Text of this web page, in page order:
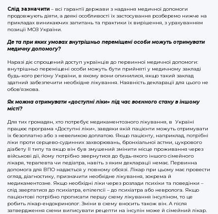
Слід зазначити – всі гарантії держави з надання медичної допомоги
продовжують діяти, а деякі особливості їх застосування розберемо нижче на
прикладах виникаючих запитань та практики їх вирішення, з урахуванням
позиції МОЗ України.
Де та при яких умовах внутрішньо переміщені особи можуть отримувати
медичну допомогу?
Наразі діє спрощений доступ українців до первинної медичної допомоги:
внутрішньо переміщені особи можуть бути прийняті у медичному закладі
будь-кого регіону України, в якому вони опинилися, якщо такий заклад
здатний забезпечити необхідне лікування. Наявність декларації для цього не
обов’язкова.
Як можна отримувати «доступні ліки» під час воєнного стану в іншому
місті?
Для тих громадян, хто потребує медикаментозного лікування, в Україні
працює програма «Доступні ліки», завдяки якій пацієнти можуть отримувати
їх безоплатно або з невеликою доплатою. Якщо пацієнту, наприклад, потрібні
ліки проти серцево-судинних захворювань, бронхіальної астми, цукрового
діабету ІІ типу та якщо він був змушений змінити місце проживання через
військові дії, йому потрібно звернутися до будь-якого іншого сімейного
лікаря, терапевта чи педіатра, навіть з яким декларації немає. Первинна
допомога для ВПО надається у повному обсязі. Лікар при цьому має провести
огляд, діагностику, призначити необхідне лікування, зокрема й
медикаментозне. Якщо необхідні ліки через розлади психіки та поведінки –
слід звертатися до психіатра, епілепсії – до психіатра або невролога. Якщо
пацієнтові потрібно прописати першу схему лікування інсуліном, то це
робить лікар-ендокринолог. Зміни в схему вносить також він. А після
затвердження схеми виписувати рецепти на інсулін може й сімейний лікар.